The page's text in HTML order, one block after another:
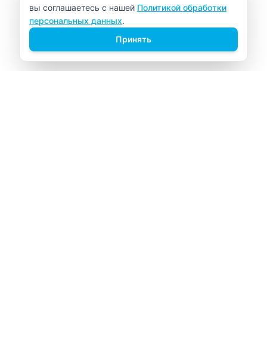
вы соглашаетесь с нашей Политикой обработки
персональных данных.
Принять